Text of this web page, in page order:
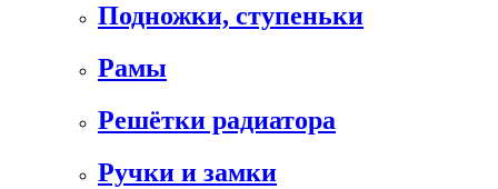
Подножки, ступеньки
Рамы
Решётки радиатора
Ручки и замки